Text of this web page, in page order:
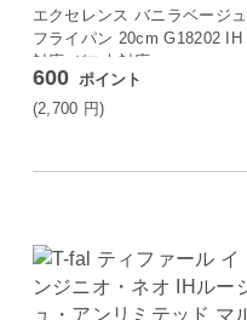
エクセレンス バニラベージュ
フライパン 20cm G18202 IH
対応 ガス火対応
600 ポイント
(2,700 円)